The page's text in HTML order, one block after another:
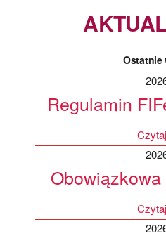
Ostatnie
Regulamin